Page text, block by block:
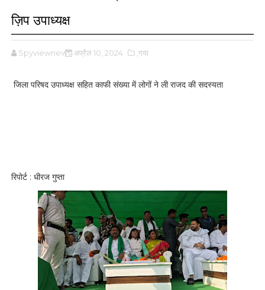
ज़िप उपाध्यक्ष
Spyviewnews अप्रैल 10, 2024 ,गया
जिला परिषद उपाध्यक्ष सहित काफी संख्या में लोगों ने ली राजद की सदस्यता
रिपोर्ट : धीरज गुप्ता